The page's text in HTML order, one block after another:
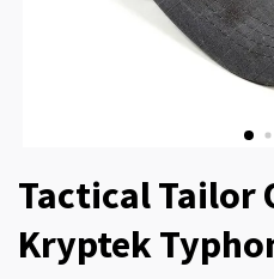
Tactical Tailor
Kryptek